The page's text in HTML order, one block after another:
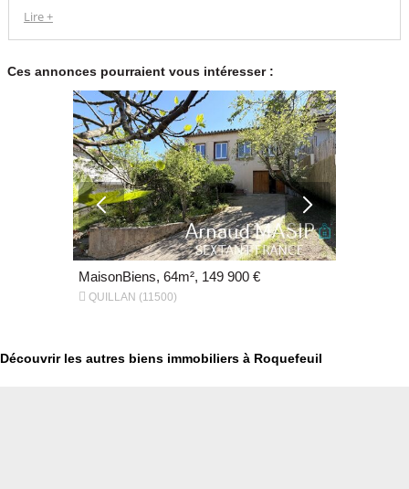
offrir un service personnalisé et des conseils sur-mesure. Chez API,
pour concrétiser vos ambitions immobilières en toute sérénité.
Lire +
Ces annonces pourraient vous intéresser :
MaisonBiens, 64m², 149 900 €
 QUILLAN (11500)
Découvrir les autres biens immobiliers à Roquefeuil